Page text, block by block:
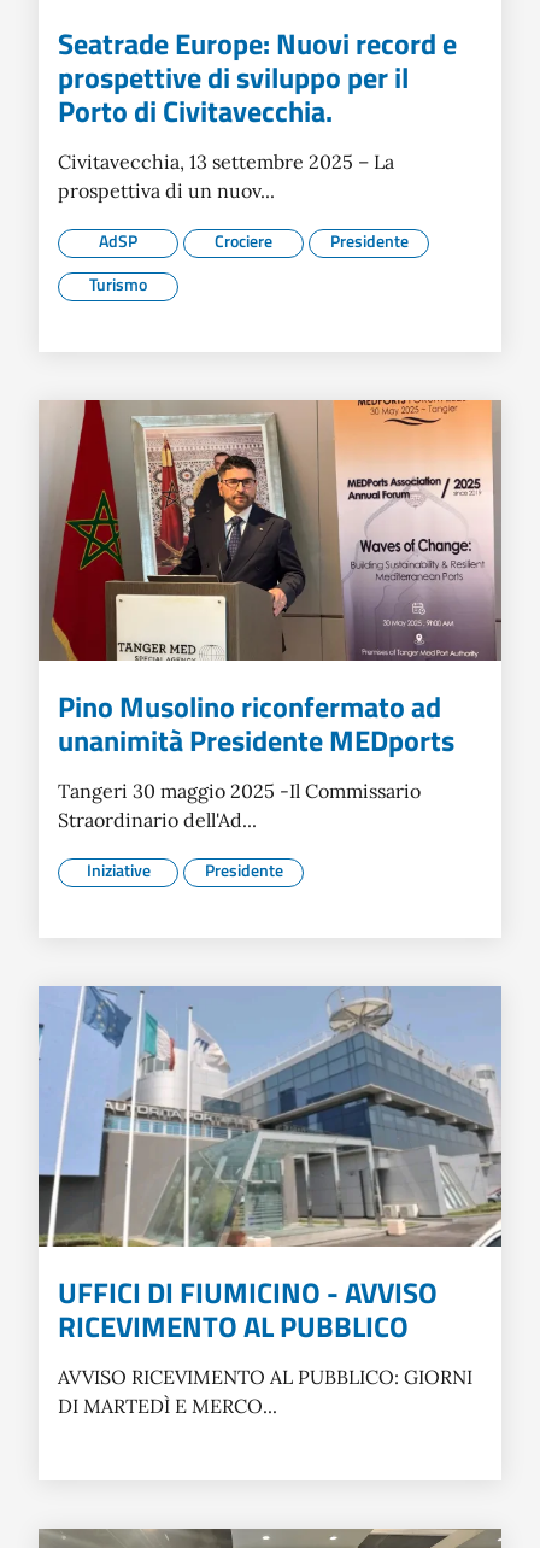
Seatrade Europe: Nuovi record e
prospettive di sviluppo per il
Porto di Civitavecchia.
Civitavecchia, 13 settembre 2025 – La
prospettiva di un nuov...
AdSP Crociere
Presidente
Turismo
Pino Musolino riconfermato ad
unanimità Presidente MEDports
Tangeri 30 maggio 2025 -Il Commissario
Straordinario dell'Ad...
Iniziative Presidente
UFFICI DI FIUMICINO - AVVISO
RICEVIMENTO AL PUBBLICO
AVVISO RICEVIMENTO AL PUBBLICO: GIORNI
DI MARTEDÌ E MERCO...